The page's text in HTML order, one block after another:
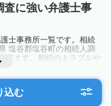
査に強い弁護士事
士事務所一覧です。相続
塩谷郡塩谷町の相続人調
来ます。相続のトラブルや
相談してみましょう。
込む